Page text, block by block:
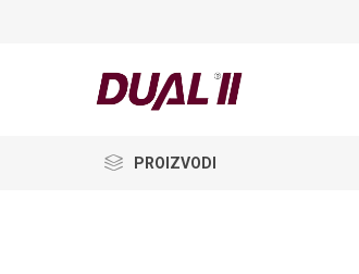
PROIZVODI